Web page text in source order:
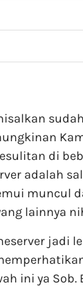
di
adalah
muncul
lainnya
jadi
ini ya Sob.